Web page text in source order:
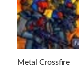
Metal Crossfire